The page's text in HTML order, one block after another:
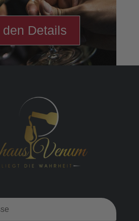
den Details